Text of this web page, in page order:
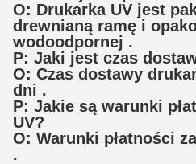
O: Drukarka UV jest
drewnianą ramę i
wodoodpornej .
P: Jaki jest czas
O: Czas dostawy
dni .
P: Jakie są warunki
UV?
O: Warunki płatności
.